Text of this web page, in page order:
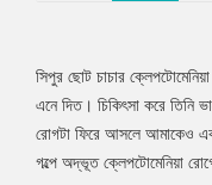
Tab
Article
সিপুর ছোট চাচার
এনে দিত। চিকিৎসা করে তিনি
রোগটা ফিরে আসলে আমাকেও
গল্পে অদ্ভূত ক্লেপটোমেনিয়া